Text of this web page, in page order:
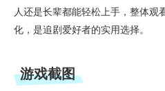
人还是长辈都能轻松上手，整体观
化，是追剧爱好者的实用选择。
游戏截图